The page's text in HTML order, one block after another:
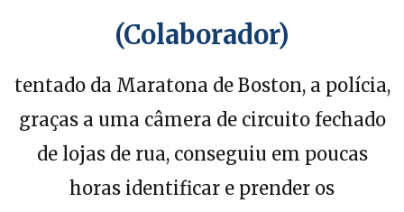
(Colaborador)
tentado da Maratona de Boston, a polícia,
graças a uma câmera de circuito fechado
de lojas de rua, conseguiu em poucas
horas identificar e prender os